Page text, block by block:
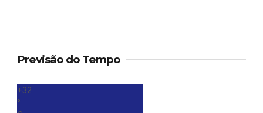
Previsão do Tempo
+32
°